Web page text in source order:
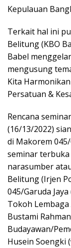
Kepulauan
Terkait hal ini
Belitung (KBO
Babel
mengusung
Kita
Persatuan &
Rencana
(16/13/2022)
di Makorem
seminar
narasumber
Belitung (Irjen
045/Garuda
Tokoh
Bustami
Budayawan/
Husein Soengki